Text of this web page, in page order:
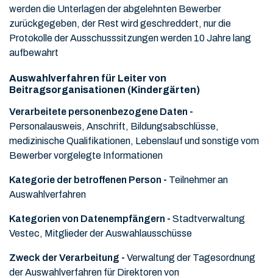
werden die Unterlagen der abgelehnten Bewerber
zurückgegeben, der Rest wird geschreddert, nur die
Protokolle der Ausschusssitzungen werden 10 Jahre lang
aufbewahrt
Auswahlverfahren für Leiter von
Beitragsorganisationen (Kindergärten)
Verarbeitete personenbezogene Daten -
Personalausweis, Anschrift, Bildungsabschlüsse,
medizinische Qualifikationen, Lebenslauf und sonstige vom
Bewerber vorgelegte Informationen
Kategorie der betroffenen Person - Teilnehmer an
Auswahlverfahren
Kategorien von Datenempfängern - Stadtverwaltung
Vestec, Mitglieder der Auswahlausschüsse
Zweck der Verarbeitung - Verwaltung der Tagesordnung
der Auswahlverfahren für Direktoren von